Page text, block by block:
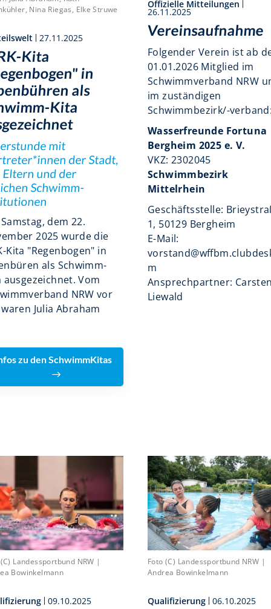
Qualifizierung
Nina Riegas, Elke Struwe
27.11.2025
Kita
in
als
Kita
mit
der Stadt,
und der
Schwimm-
dem 22.
2025 wurde die
Kita "Regenbogen" in
als Schwimm-
ausgezeichnet. Vom
NRW vor
Julia Abraham
zu den SchwimmKitas
Offizielle Mitteilungen
26.11.2025
Vereinsaufnahme
Folgender Verein ist ab
01.01.2026 Mitglied im
Schwimmverband NRW
im zuständigen
Schwimmbezirk/-
Wasserfreunde Fortuna
Bergheim 2025 e. V.
VKZ: 2302045
Schwimmbezirk
Mittelrhein
Geschäftsstelle:
1, 50129 Bergheim
E-Mail:
m
Ansprechpartner:
Liewald
Landessportbund NRW |
Bowinkelmann
09.10.2025
Foto (C) Landessportbund NRW |
Andrea Bowinkelmann
Qualifizierung 06.10.2025